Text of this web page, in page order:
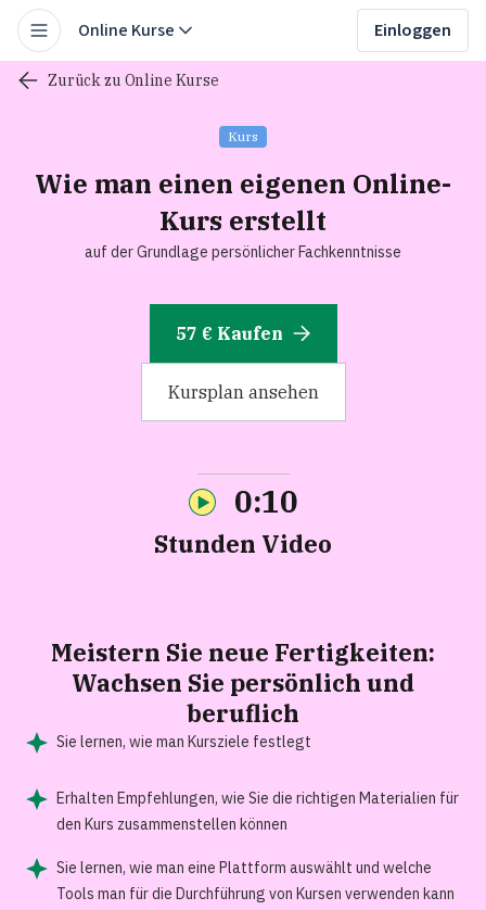
Online Kurse Einloggen
Zurück zu Online Kurse
Kurs
Wie man einen eigenen Online-
Kurs erstellt
auf der Grundlage persönlicher Fachkenntnisse
57 € Kaufen
Kursplan ansehen
0:10
Stunden Video
Meistern Sie neue Fertigkeiten:
Wachsen Sie persönlich und
beruflich
Sie lernen, wie man Kursziele festlegt
Erhalten Empfehlungen, wie Sie die richtigen Materialien für
den Kurs zusammenstellen können
Sie lernen, wie man eine Plattform auswählt und welche
Tools man für die Durchführung von Kursen verwenden kann